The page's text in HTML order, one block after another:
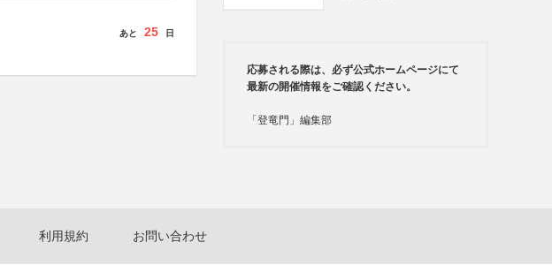
あと 25 日
応募される際は、必ず公式ホームページにて
最新の開催情報をご確認ください。
「登竜門」編集部
利用規約 お問い合わせ